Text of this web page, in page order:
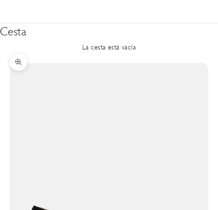
Cesta
La cesta está vacía
Zoom